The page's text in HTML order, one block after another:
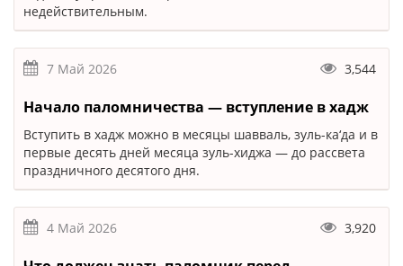
недействительным.
7 Май 2026 3,544
Начало паломничества — вступление в хадж
Вступить в хадж можно в месяцы шавваль, зуль-ка‘да и в
первые десять дней месяца зуль-хиджа — до рассвета
праздничного десятого дня.
4 Май 2026 3,920